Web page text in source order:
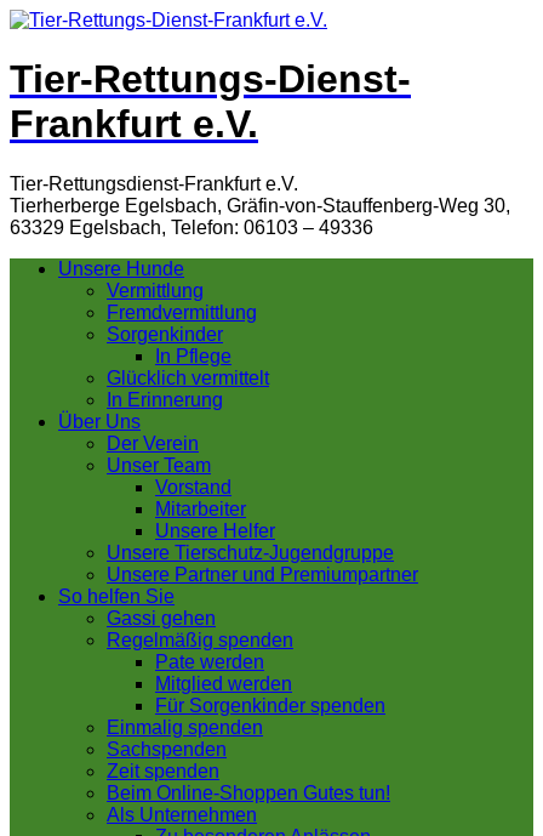
Tier-Rettungs-Dienst-
Frankfurt e.V.
Tier-Rettungsdienst-Frankfurt e.V.
Tierherberge Egelsbach, Gräfin-von-Stauffenberg-Weg 30,
63329 Egelsbach, Telefon: 06103 – 49336
Unsere Hunde
Vermittlung
Fremdvermittlung
Sorgenkinder
In Pflege
Glücklich vermittelt
In Erinnerung
Über Uns
Der Verein
Unser Team
Vorstand
Mitarbeiter
Unsere Helfer
Unsere Tierschutz-Jugendgruppe
Unsere Partner und Premiumpartner
So helfen Sie
Gassi gehen
Regelmäßig spenden
Pate werden
Mitglied werden
Für Sorgenkinder spenden
Einmalig spenden
Sachspenden
Zeit spenden
Beim Online-Shoppen Gutes tun!
Als Unternehmen